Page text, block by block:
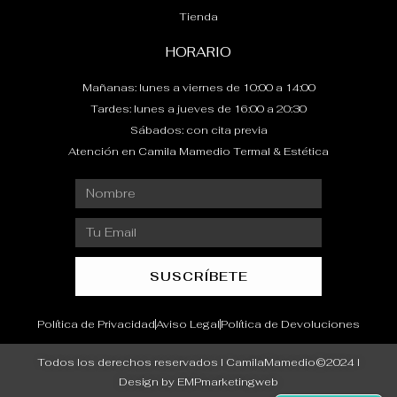
Tienda
HORARIO
Mañanas: lunes a viernes de 10:00 a 14:00
Tardes: lunes a jueves de 16:00 a 20:30
Sábados: con cita previa
Atención en Camila Mamedio Termal & Estética
Nombre
Email
SUSCRÍBETE
Política de PrivacidadAviso LegalPolítica de Devoluciones
Todos los derechos reservados I CamilaMamedio©2024 I
Design by EMPmarketingweb